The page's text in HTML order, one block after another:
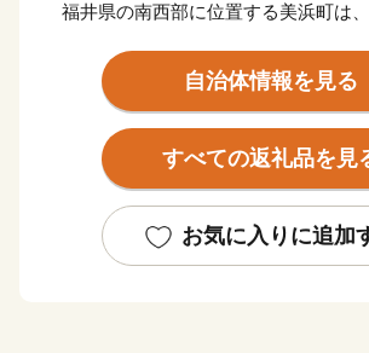
福井県の南西部に位置する美浜町は
の澄んだ水と、きめ細やかな白い砂浜
の水浴場88選」に選ばれています。ま
は若狭湾国定公園を代表する景勝地で
サール条約登録湿地に認定されました。
名物は「鯖のへしこ(ヌカ漬け）」で
の肴にもなるため全国にファンがいま
自治体情報を見る
すべての返礼品を見
お気に入りに追加